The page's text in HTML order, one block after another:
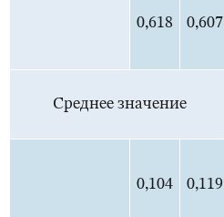
0,618 0,607
Среднее значение
0,104 0,119